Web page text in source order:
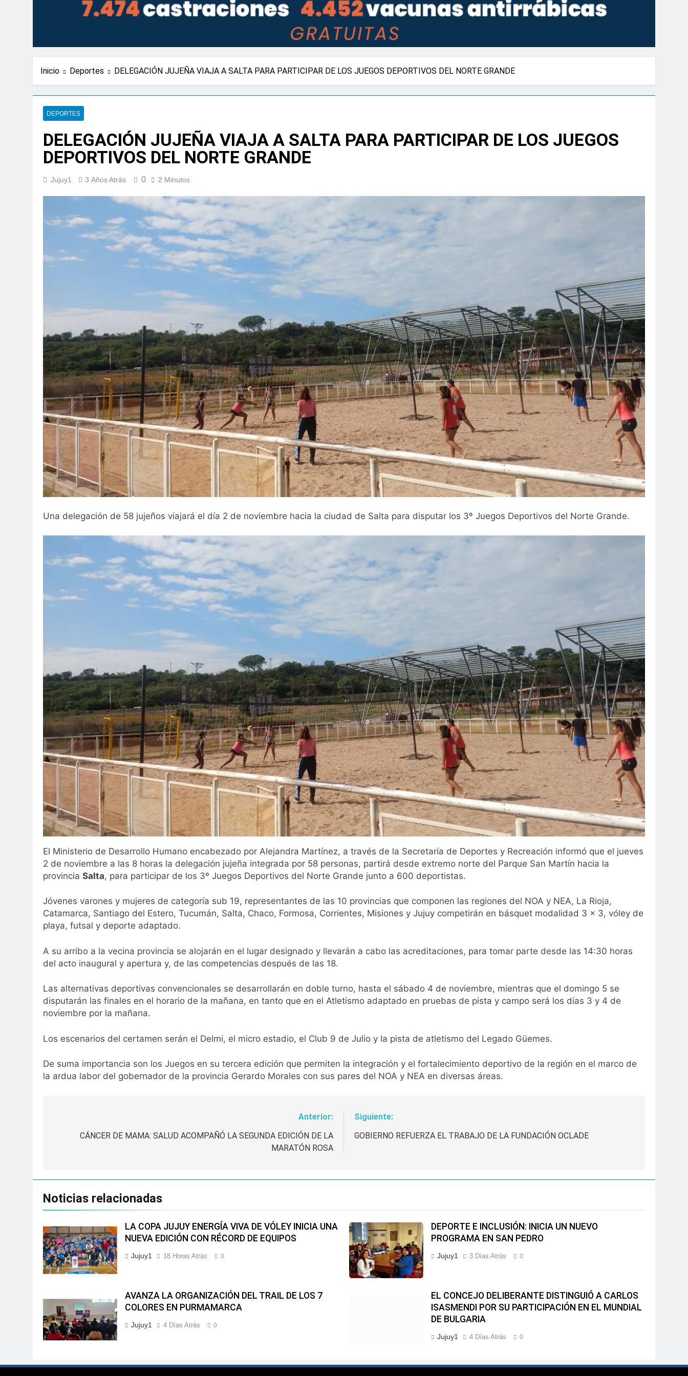
Inicio Deportes DELEGACIÓN JUJEÑA VIAJA A SALTA PARA PARTICIPAR DE LOS JUEGOS DEPORTIVOS DEL NORTE GRANDE
DEPORTES
DELEGACIÓN JUJEÑA VIAJA A SALTA PARA PARTICIPAR DE LOS JUEGOS
DEPORTIVOS DEL NORTE GRANDE
Jujuy1 3 Años Atrás 0 2 Minutos
Una delegación de 58 jujeños viajará el día 2 de noviembre hacia la ciudad de Salta para disputar los 3º Juegos Deportivos del Norte Grande.
El Ministerio de Desarrollo Humano encabezado por Alejandra Martínez, a través de la Secretaría de Deportes y Recreación informó que el jueves
2 de noviembre a las 8 horas la delegación jujeña integrada por 58 personas, partirá desde extremo norte del Parque San Martín hacia la
provincia Salta, para participar de los 3º Juegos Deportivos del Norte Grande junto a 600 deportistas.
Jóvenes varones y mujeres de categoría sub 19, representantes de las 10 provincias que componen las regiones del NOA y NEA, La Rioja,
Catamarca, Santiago del Estero, Tucumán, Salta, Chaco, Formosa, Corrientes, Misiones y Jujuy competirán en básquet modalidad 3 x 3, vóley de
playa, futsal y deporte adaptado.
A su arribo a la vecina provincia se alojarán en el lugar designado y llevarán a cabo las acreditaciones, para tomar parte desde las 14:30 horas
del acto inaugural y apertura y, de las competencias después de las 18.
Las alternativas deportivas convencionales se desarrollarán en doble turno, hasta el sábado 4 de noviembre, mientras que el domingo 5 se
disputarán las finales en el horario de la mañana, en tanto que en el Atletismo adaptado en pruebas de pista y campo será los días 3 y 4 de
noviembre por la mañana.
Los escenarios del certamen serán el Delmi, el micro estadio, el Club 9 de Julio y la pista de atletismo del Legado Güemes.
De suma importancia son los Juegos en su tercera edición que permiten la integración y el fortalecimiento deportivo de la región en el marco de
la ardua labor del gobernador de la provincia Gerardo Morales con sus pares del NOA y NEA en diversas áreas.
Anterior:
CÁNCER DE MAMA: SALUD ACOMPAÑÓ LA SEGUNDA EDICIÓN DE LA
MARATÓN ROSA
Siguiente:
GOBIERNO REFUERZA EL TRABAJO DE LA FUNDACIÓN OCLADE
Noticias relacionadas
LA COPA JUJUY ENERGÍA VIVA DE VÓLEY INICIA UNA
NUEVA EDICIÓN CON RÉCORD DE EQUIPOS
Jujuy1 18 Horas Atrás 0
DEPORTE E INCLUSIÓN: INICIA UN NUEVO
PROGRAMA EN SAN PEDRO
Jujuy1 3 Días Atrás 0
AVANZA LA ORGANIZACIÓN DEL TRAIL DE LOS 7
COLORES EN PURMAMARCA
Jujuy1 4 Días Atrás 0
EL CONCEJO DELIBERANTE DISTINGUIÓ A CARLOS
ISASMENDI POR SU PARTICIPACIÓN EN EL MUNDIAL
DE BULGARIA
Jujuy1 4 Días Atrás 0